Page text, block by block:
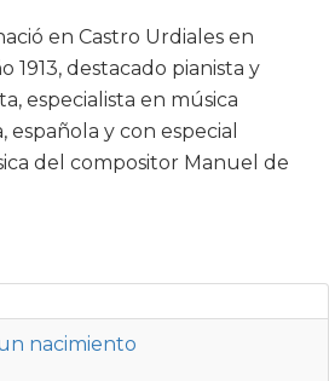
en Castro Urdiales en
1913, destacado pianista y
especialista en música
y con especial
del compositor Manuel de
nacimiento